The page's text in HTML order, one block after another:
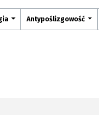
Antypoślizgowość
Pliki do
Strefa